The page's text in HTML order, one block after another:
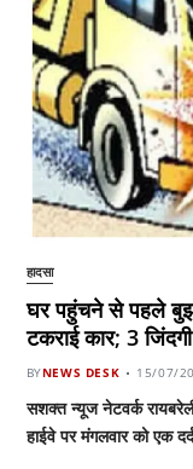
हादसा
घर पहुंचने से पहले बुझ
टकराई कार; 3
BYNEWS DESK 15/07/
सशक्त न्यूज नेटवर्क
हाईवे पर मंगलवार को एक